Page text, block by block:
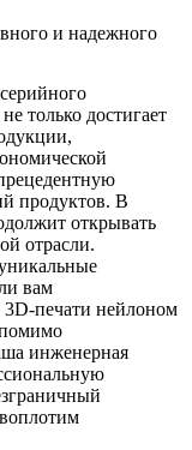
и надежного
только достигает
продуктов. В
открывать
отрасли.
вам
3D-печати нейлоном
инженерная